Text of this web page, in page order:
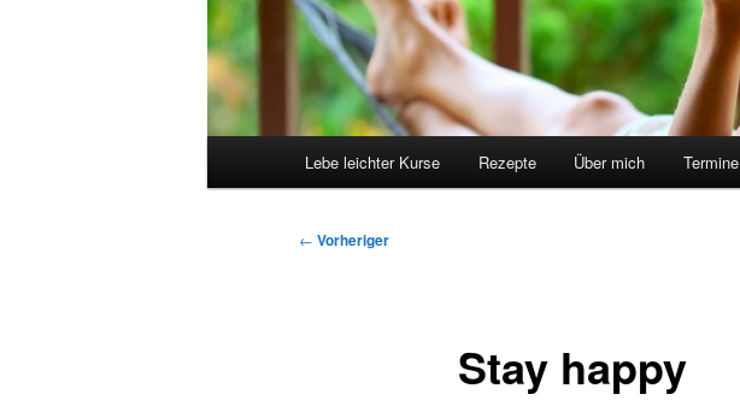
Lebe leichter Kurse Rezepte Über mich Termine
Beitragsnavigation
← Vorheriger
Stay happy